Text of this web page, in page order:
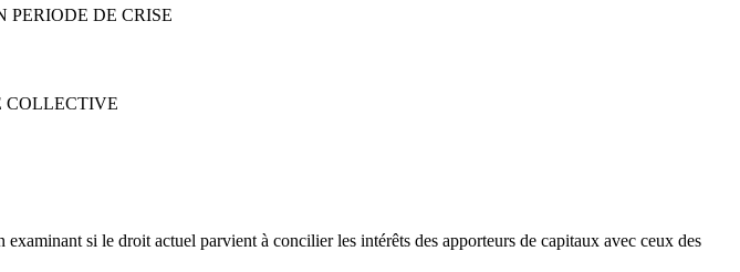
PERIODE DE CRISE
COLLECTIVE
si le droit actuel parvient à concilier les intérêts des apporteurs de capitaux avec ceux des